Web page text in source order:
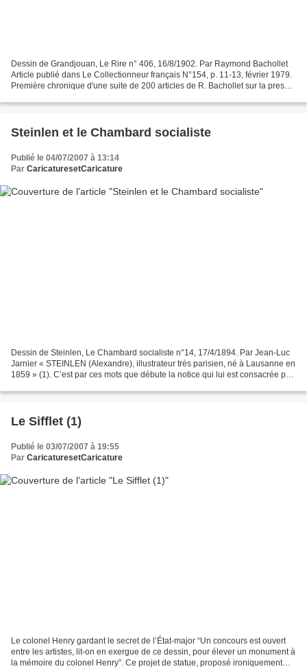
Dessin de Grandjouan, Le Rire n° 406, 16/8/1902. Par Raymond Bachollet
Article publié dans Le Collectionneur français N°154, p. 11-13, février 1979.
Première chronique d'une suite de 200 articles de R. Bachollet sur la presse
Steinlen et le Chambard socialiste
Publié le 04/07/2007 à 13:14
Par CaricaturesetCaricature
Dessin de Steinlen, Le Chambard socialiste n°14, 17/4/1894. Par Jean-Luc
Jarnier « STEINLEN (Alexandre), illustrateur très parisien, né à Lausanne en
1859 » (1). C’est par ces mots que débute la notice qui lui est consacrée par
Le Sifflet (1)
Publié le 03/07/2007 à 19:55
Par CaricaturesetCaricature
Le colonel Henry gardant le secret de l’État-major “Un concours est ouvert
entre les artistes, lit-on en exergue de ce dessin, pour élever un monument à
la mémoire du colonel Henry”. Ce projet de statue, proposé ironiquement